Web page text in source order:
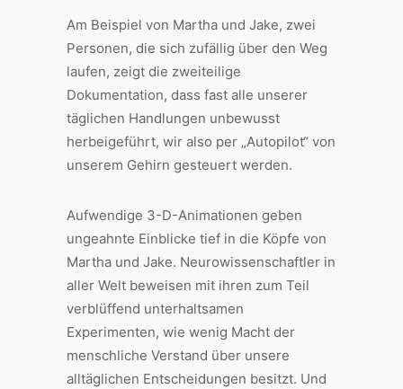
Am Beispiel von Martha und Jake, zwei
Personen, die sich zufällig über den Weg
laufen, zeigt die zweiteilige
Dokumentation, dass fast alle unserer
täglichen Handlungen unbewusst
herbeigeführt, wir also per „Autopilot“ von
unserem Gehirn gesteuert werden.
Aufwendige 3-D-Animationen geben
ungeahnte Einblicke tief in die Köpfe von
Martha und Jake. Neurowissenschaftler in
aller Welt beweisen mit ihren zum Teil
verblüffend unterhaltsamen
Experimenten, wie wenig Macht der
menschliche Verstand über unsere
alltäglichen Entscheidungen besitzt. Und